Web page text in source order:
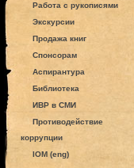
Работа с рукописями
Экскурсии
Продажа книг
Спонсорам
Аспирантура
Библиотека
ИВР в СМИ
Противодействие
коррупции
IOM (eng)